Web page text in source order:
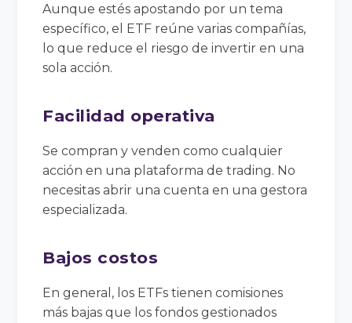
Aunque estés apostando por un tema
específico, el ETF reúne varias compañías,
lo que reduce el riesgo de invertir en una
sola acción.
Facilidad operativa
Se compran y venden como cualquier
acción en una plataforma de trading. No
necesitas abrir una cuenta en una gestora
especializada.
Bajos costos
En general, los ETFs tienen comisiones
más bajas que los fondos gestionados